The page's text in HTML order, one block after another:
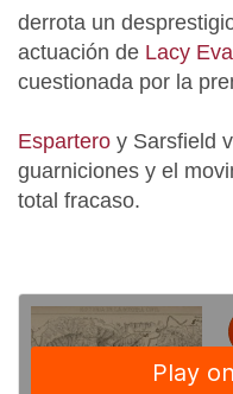
derrota un
actuación de Lacy
cuestionada por la
Espartero y Sarsfield
guarniciones y el
total fracaso.